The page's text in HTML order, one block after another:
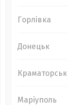
Горлівка
Донецьк
Краматорськ
Маріуполь